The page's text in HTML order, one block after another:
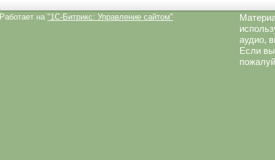
Работает на "1C-Битрикс: Управление сайтом"
аудио,
Если вы